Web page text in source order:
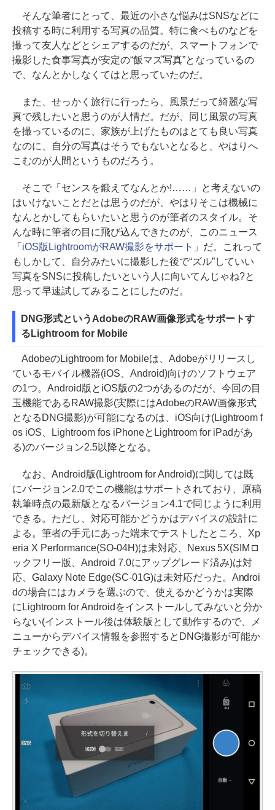
そんな筆者にとって、最近の小さな悩みはSNSなどに
投稿する時に利用する写真の品質。特に食べものなどを
撮って友人などとシェアするのだが、スマートフォンで
撮影した食事写真が安定の“飯マズ写真”となっているの
で、なんとかしなくてはと思っていたのだ。
また、せっかく旅行に行ったら、風景だって綺麗な写
真で残したいと思うのが人情だ。だが、同じ風景の写真
を撮っているのに、家族が上げたものはとても良い写真
なのに、自分の写真はそうでもないとなると、やはりへ
こむのが人間というものだろう。
そこで「センスを鍛えてなんとか!……」と考えないの
はいけないことだとは思うのだが、やはりそこは機械に
なんとかしてもらいたいと思うのが筆者のスタイル。そ
んな時に筆者の目に飛び込んできたのが、このニュース
「 iOS版LightroomがRAW撮影をサポート 」だ。これって
もしかして、自分みたいに撮影した後で“ズル”していい
写真をSNSに投稿したいという人に向いてんじゃね?と
思って早速試してみることにしたのだ。
DNG形式というAdobeのRAW画像形式をサポートす
るLightroom for Mobile
AdobeのLightroom for Mobileは、Adobeがリリースし
ているモバイル機器(iOS、Android)向けのソフトウェア
の1つ。Android版とiOS版の2つがあるのだが、今回の目
玉機能であるRAW撮影(実際にはAdobeのRAW画像形式
となるDNG撮影)が可能になるのは、iOS向け(Lightroom f
os iOS、Lightroom fos iPhoneとLightroom for iPadがあ
る)のバージョン2.5以降となる。
なお、Android版(Lightroom for Android)に関しては既
にバージョン2.0でこの機能はサポートされており、原稿
執筆時点の最新版となるバージョン4.1で同じように利用
できる。ただし、対応可能かどうかはデバイスの設計に
よる。筆者の手元にあった端末でテストしたところ、Xp
eria X Performance(SO-04H)は未対応、Nexus 5X(SIMロ
ックフリー版、Android 7.0にアップグレード済み)は対
応、Galaxy Note Edge(SC-01G)は未対応だった。Androi
dの場合にはカメラを選ぶので、使えるかどうかは実際
にLightroom for Androidをインストールしてみないと分か
らない(インストール後は体験版として動作するので、メ
ニューからデバイス情報を参照するとDNG撮影が可能か
チェックできる)。